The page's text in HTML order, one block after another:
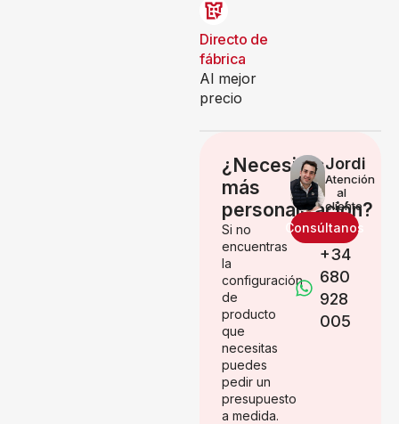
Directo de
fábrica
Al mejor
precio
¿Necesitas
más
personalización?
Si no
encuentras
la
configuración
de
producto
que
necesitas
puedes
pedir un
presupuesto
a medida.
Jordi
Atención
al
cliente
Consúltanos
+34
680
928
005